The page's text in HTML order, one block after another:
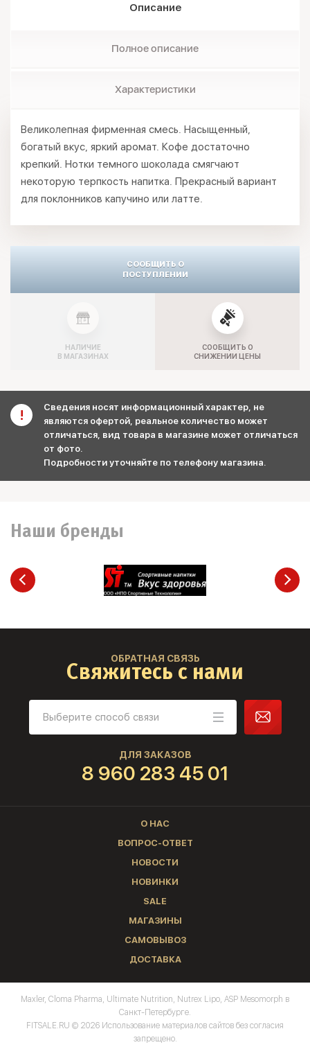
Описание
Полное описание
Характеристики
Великолепная фирменная смесь. Насыщенный,
богатый вкус, яркий аромат. Кофе достаточно
крепкий. Нотки темного шоколада смягчают
некоторую терпкость напитка. Прекрасный вариант
для поклонников капучино или латте.
СООБЩИТЬ О
ПОСТУПЛЕНИИ
НАЛИЧИЕ
В МАГАЗИНАХ
СООБЩИТЬ О
СНИЖЕНИИ ЦЕНЫ
Сведения носят информационный характер, не
являются офертой, реальное количество может
отличаться, вид товара в магазине может отличаться
от фото.
Подробности уточняйте по телефону магазина.
Наши бренды
ОБРАТНАЯ СВЯЗЬ
Свяжитесь с нами
ДЛЯ ЗАКАЗОВ
8 960 283 45 01
О НАС
ВОПРОС-ОТВЕТ
НОВОСТИ
НОВИНКИ
SALE
МАГАЗИНЫ
САМОВЫВОЗ
ДОСТАВКА
Maxler, Cloma Pharma, Ultimate Nutrition, Nutrex Lipo, ASP Mesomorph в
Санкт-Петербурге.
FITSALE.RU © 2026 Использование материалов сайтов без согласия
запрещено.